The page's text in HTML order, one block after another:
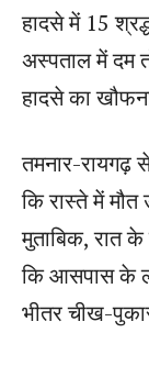
हादसे में 15
अस्पताल में दम
हादसे का
तमनार-रायगढ़
कि रास्ते में
मुताबिक, रात
कि आसपास के
भीतर चीख-